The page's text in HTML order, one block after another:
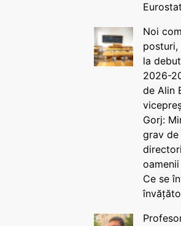
Eurostat
Noi
posturi,
la
2026-
de Alin
Gorj:
grav de
Ce se